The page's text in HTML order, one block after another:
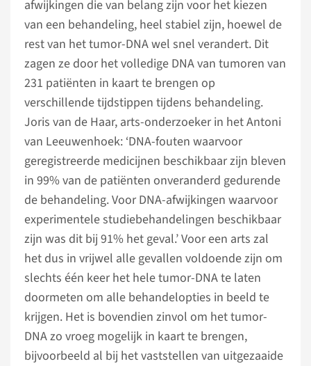
afwijkingen die van belang zijn voor het kiezen
van een behandeling, heel stabiel zijn, hoewel de
rest van het tumor-DNA wel snel verandert. Dit
zagen ze door het volledige DNA van tumoren van
231 patiënten in kaart te brengen op
verschillende tijdstippen tijdens behandeling.
Joris van de Haar, arts-onderzoeker in het Antoni
van Leeuwenhoek: ‘DNA-fouten waarvoor
geregistreerde medicijnen beschikbaar zijn bleven
in 99% van de patiënten onveranderd gedurende
de behandeling. Voor DNA-afwijkingen waarvoor
experimentele studiebehandelingen beschikbaar
zijn was dit bij 91% het geval.’ Voor een arts zal
het dus in vrijwel alle gevallen voldoende zijn om
slechts één keer het hele tumor-DNA te laten
doormeten om alle behandelopties in beeld te
krijgen. Het is bovendien zinvol om het tumor-
DNA zo vroeg mogelijk in kaart te brengen,
bijvoorbeeld al bij het vaststellen van uitgezaaide